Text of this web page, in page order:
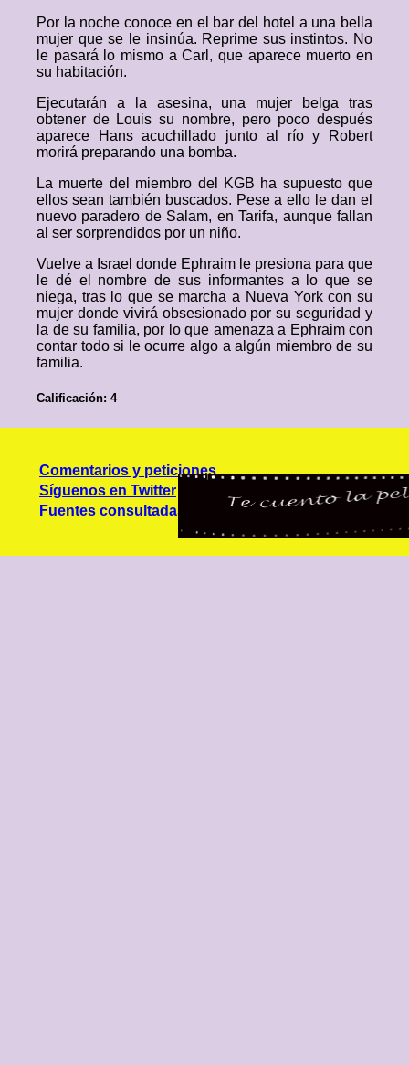
Por la noche conoce en el bar del hotel a una bella
mujer que se le insinúa. Reprime sus instintos. No
le pasará lo mismo a Carl, que aparece muerto en
su habitación.
Ejecutarán a la asesina, una mujer belga tras
obtener de Louis su nombre, pero poco después
aparece Hans acuchillado junto al río y Robert
morirá preparando una bomba.
La muerte del miembro del KGB ha supuesto que
ellos sean también buscados. Pese a ello le dan el
nuevo paradero de Salam, en Tarifa, aunque fallan
al ser sorprendidos por un niño.
Vuelve a Israel donde Ephraim le presiona para que
le dé el nombre de sus informantes a lo que se
niega, tras lo que se marcha a Nueva York con su
mujer donde vivirá obsesionado por su seguridad y
la de su familia, por lo que amenaza a Ephraim con
contar todo si le ocurre algo a algún miembro de su
familia.
Calificación: 4
Comentarios y peticiones
Síguenos en Twitter
Fuentes consultadas